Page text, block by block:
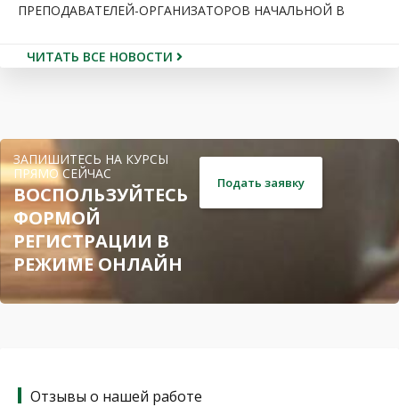
ПРЕПОДАВАТЕЛЕЙ-ОРГАНИЗАТОРОВ НАЧАЛЬНОЙ В
ЧИТАТЬ ВСЕ НОВОСТИ
ЗАПИШИТЕСЬ НА КУРСЫ
ПРЯМО СЕЙЧАС
ВОСПОЛЬЗУЙТЕСЬ
ФОРМОЙ
РЕГИСТРАЦИИ В
РЕЖИМЕ ОНЛАЙН
Подать заявку
Отзывы о нашей работе